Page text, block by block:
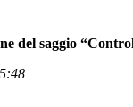
del saggio